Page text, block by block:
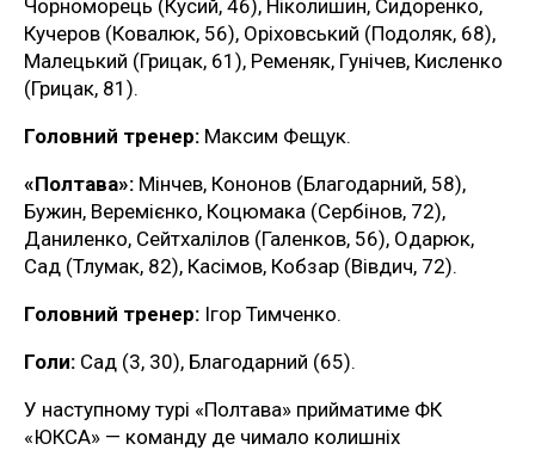
Чорноморець (Кусий, 46), Ніколишин, Сидоренко,
Кучеров (Ковалюк, 56), Оріховський (Подоляк, 68),
Малецький (Грицак, 61), Ременяк, Гунічев, Кисленко
(Грицак, 81).
Головний тренер: Максим Фещук.
«Полтава»: Мінчев, Кононов (Благодарний, 58),
Бужин, Веремієнко, Коцюмака (Сербінов, 72),
Даниленко, Сейтхалілов (Галенков, 56), Одарюк,
Сад (Тлумак, 82), Касімов, Кобзар (Вівдич, 72).
Головний тренер: Ігор Тимченко.
Голи: Сад (3, 30), Благодарний (65).
У наступному турі «Полтава» прийматиме ФК
«ЮКСА» — команду де чимало колишніх